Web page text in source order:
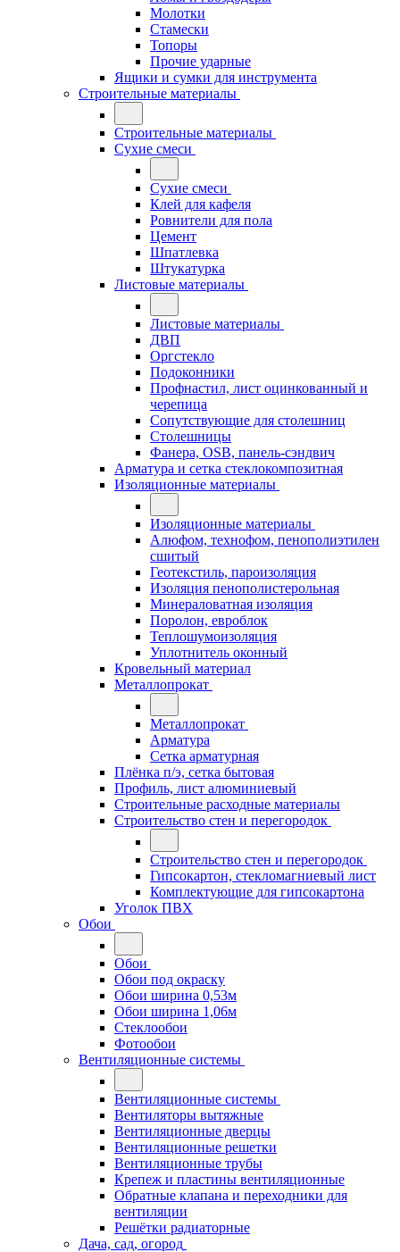
Молотки
Стамески
Топоры
Прочие ударные
Ящики и сумки для инструмента
Строительные материалы
Строительные материалы
Сухие смеси
Сухие смеси
Клей для кафеля
Ровнители для пола
Цемент
Шпатлевка
Штукатурка
Листовые материалы
Листовые материалы
ДВП
Оргстекло
Подоконники
Профнастил, лист оцинкованный и
черепица
Сопутствующие для столешниц
Столешницы
Фанера, OSB, панель-сэндвич
Арматура и сетка стеклокомпозитная
Изоляционные материалы
Изоляционные материалы
Алюфом, технофом, пенополиэтилен
сшитый
Геотекстиль, пароизоляция
Изоляция пенополистерольная
Минераловатная изоляция
Поролон, евроблок
Теплошумоизоляция
Уплотнитель оконный
Кровельный материал
Металлопрокат
Металлопрокат
Арматура
Сетка арматурная
Плёнка п/э, сетка бытовая
Профиль, лист алюминиевый
Строительные расходные материалы
Строительство стен и перегородок
Строительство стен и перегородок
Гипсокартон, стекломагниевый лист
Комплектующие для гипсокартона
Уголок ПВХ
Обои
Обои
Обои под окраску
Обои ширина 0,53м
Обои ширина 1,06м
Стеклообои
Фотообои
Вентиляционные системы
Вентиляционные системы
Вентиляторы вытяжные
Вентиляционные дверцы
Вентиляционные решетки
Вентиляционные трубы
Крепеж и пластины вентиляционные
Обратные клапана и переходники для
вентиляции
Решётки радиаторные
Дача, сад, огород